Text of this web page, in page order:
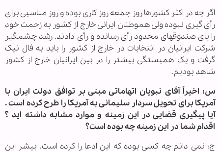
اگر چه در اکثر کشورها روز جمعه روز کاری بوده و روز مناسبی برای
رأی گیری نبوده ولی هموطنان ایرانی خارج از کشور به زحمت خود
را پای صندوقهای محدود رأی رسانده و رأی دادند. رشد چشمگیر
شرکت ایرانیان در انتخابات در خارج از کشور را باید به فال نیک
گرفت و یک همبستگی بیشتر را در بین ایرانیان خارج از کشور
شاهد بودیم.
س: اخیراً آقای نبویان اتهاماتی مبنی بر توافق دولت ایران با
آمریکا برای تحویل سردار سلیمانی به آمریکا را طرح کرده است .
آیا پیگیری قضایی در این زمینه و موارد مشابه داشته اید ؟
اقدام شما در این زمینه چه بوده است؟
ج: نمی دانم چه کسی بوده که این ادعا را کرده است. بیشر این